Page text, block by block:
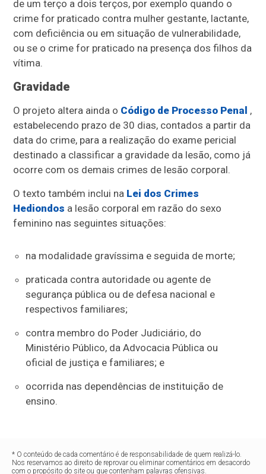
de um terço a dois terços, por exemplo quando o
crime for praticado contra mulher gestante, lactante,
com deficiência ou em situação de vulnerabilidade,
ou se o crime for praticado na presença dos filhos da
vítima.
Gravidade
O projeto altera ainda o Código de Processo Penal ,
estabelecendo prazo de 30 dias, contados a partir da
data do crime, para a realização do exame pericial
destinado a classificar a gravidade da lesão, como já
ocorre com os demais crimes de lesão corporal.
O texto também inclui na Lei dos Crimes
Hediondos a lesão corporal em razão do sexo
feminino nas seguintes situações:
na modalidade gravíssima e seguida de morte;
praticada contra autoridade ou agente de
segurança pública ou de defesa nacional e
respectivos familiares;
contra membro do Poder Judiciário, do
Ministério Público, da Advocacia Pública ou
oficial de justiça e familiares; e
ocorrida nas dependências de instituição de
ensino.
* O conteúdo de cada comentário é de responsabilidade de quem realizá-lo.
Nos reservamos ao direito de reprovar ou eliminar comentários em desacordo
com o propósito do site ou que contenham palavras ofensivas.